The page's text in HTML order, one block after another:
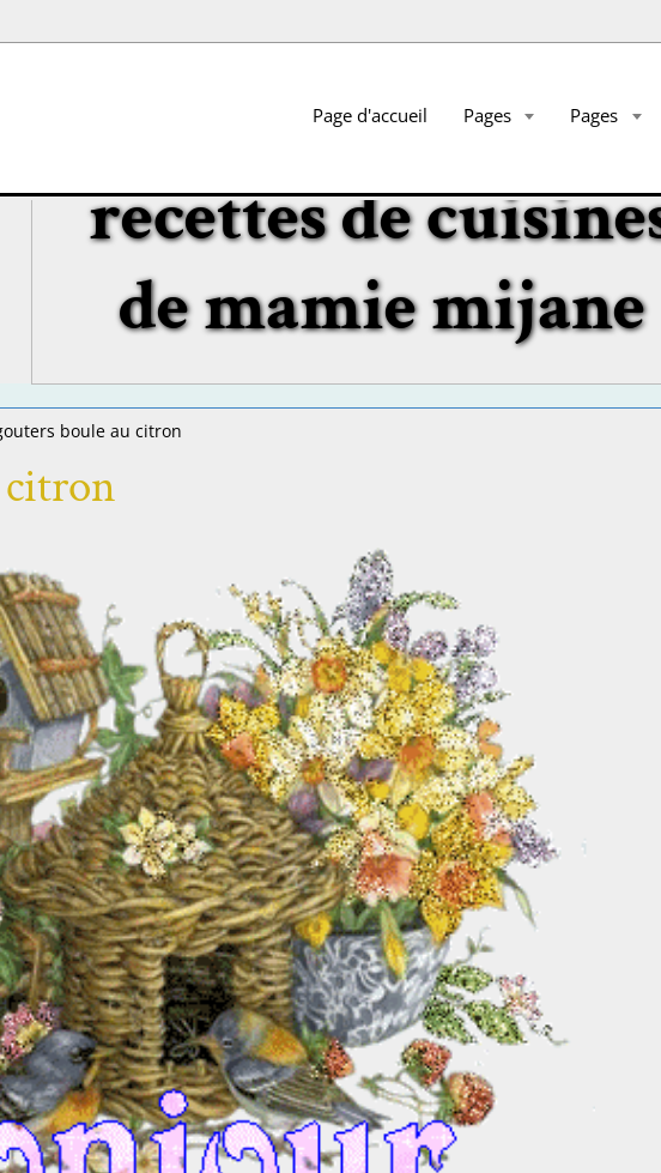
Page d'accueil Pages Pages
recettes de
de mamie mijane
boule au citron
citron